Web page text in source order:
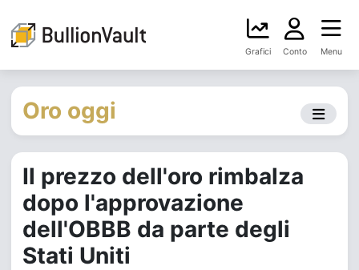
Grafici Conto Menu
Oro oggi
Il prezzo dell'oro rimbalza
dopo l'approvazione
dell'OBBB da parte degli
Stati Uniti